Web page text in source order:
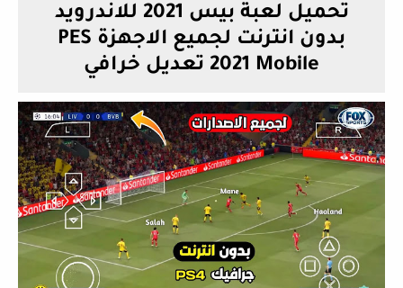
تحميل لعبة بيس 2021 للاندرويد
بدون انترنت لجميع الاجهزة PES
2021 Mobile تعديل خرافي